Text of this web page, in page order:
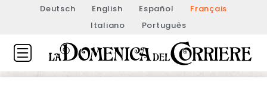
Deutsch English Español
Français
Italiano
Português